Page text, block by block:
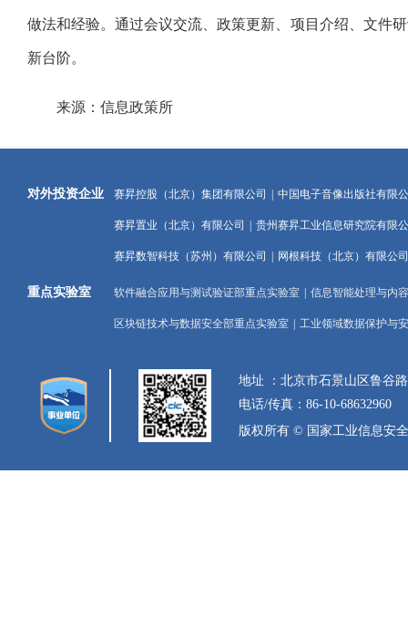
做法和经验。通过会议交流、政策更新、项目介绍、文件
新台阶。
来源：信息政策所
对外投资企业 赛昇控股（北京）集团有限公司 中国电子音像出版社有限
赛昇置业（北京）有限公司 贵州赛昇工业信息研究院有限
赛昇数智科技（苏州）有限公司 网根科技（北京）有限公司
重点实验室 软件融合应用与测试验证部重点实验室 信息智能处理与内
区块链技术与数据安全部重点实验室 工业领域数据保护与
地址 ：北京市石景山区
电话/传真：86-10-68632960
版权所有 © 国家工业信息